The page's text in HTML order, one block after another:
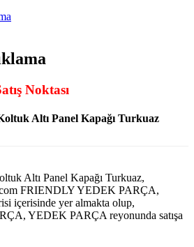
Noktası
Altı Panel Kapağı Turkuaz
Altı Panel Kapağı Turkuaz,
FRIENDLY YEDEK PARÇA,
içerisinde yer almakta olup,
YEDEK PARÇA reyonunda satışa